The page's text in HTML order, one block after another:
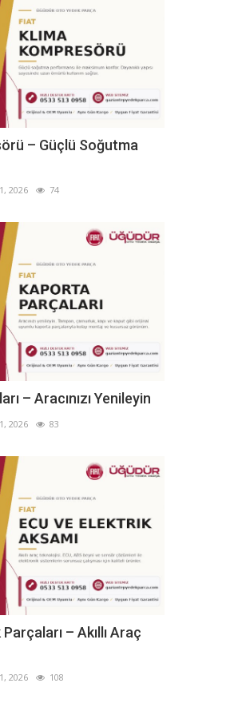
– Güçlü Soğutma
2026 74
– Aracınızı Yenileyin
2026 83
– Akıllı Araç
2026 108